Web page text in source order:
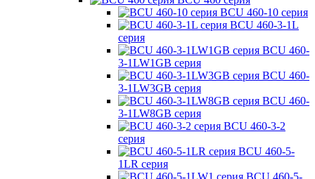
BCU 460-10 серия
BCU 460-3-1L
серия
BCU 460-
3-1LW1GB серия
BCU 460-
3-1LW3GB серия
BCU 460-
3-1LW8GB серия
BCU 460-3-2
серия
BCU 460-5-
1LR серия
BCU 460-5-